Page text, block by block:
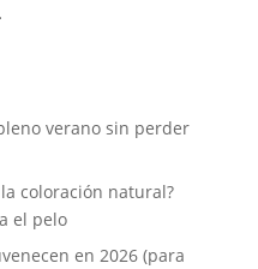
verano sin perder
coloración natural?
el pelo
en 2026 (para